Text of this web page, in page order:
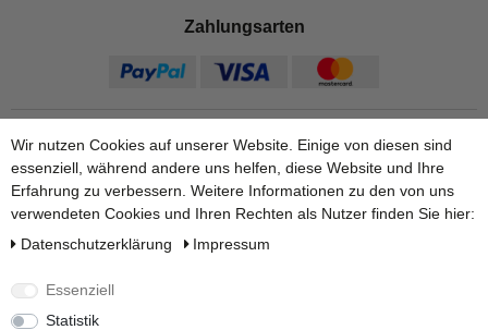
Zahlungsarten
Versandarten
Wir nutzen Cookies auf unserer Website. Einige von diesen sind
essenziell, während andere uns helfen, diese Website und Ihre
Erfahrung zu verbessern. Weitere Informationen zu den von uns
verwendeten Cookies und Ihren Rechten als Nutzer finden Sie hier:
Daten­schutz­erklärung
Impressum
Essenziell
Statistik